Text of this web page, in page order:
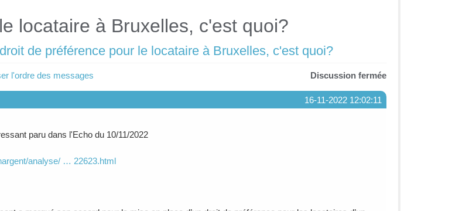
locataire à Bruxelles, c'est quoi?
de préférence pour le locataire à Bruxelles, c'est quoi?
l'ordre des messages Discussion fermée
16-11-2022 12:02:11
paru dans l'Echo du 10/11/2022
analyse/ … 22623.html